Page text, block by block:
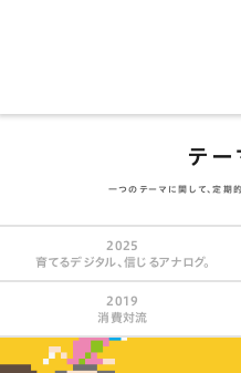
テー
一つのテーマに関して、定期
2025
育てるデジタル、信じるアナログ。
2019
消費対流